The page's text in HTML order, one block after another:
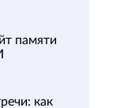
памяти
как